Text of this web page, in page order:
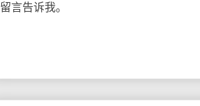
留言告诉我。